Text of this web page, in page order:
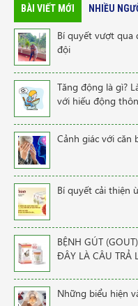
BÀI VIẾT MỚI NHIỀU
Bí quyết vượt qua
đội
Tăng động là gì?
với hiếu động
Cảnh giác với
Bí quyết cải thiện
BỆNH GÚT
ĐÂY LÀ CÂU TRẢ
Những biểu hiện